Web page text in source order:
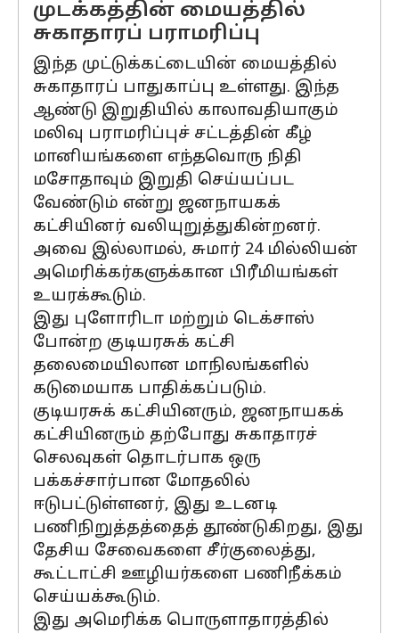
முடக்கத்தின் மையத்தில்
சுகாதாரப் பராமரிப்பு
இந்த முட்டுக்கட்டையின் மையத்தில்
சுகாதாரப் பாதுகாப்பு உள்ளது. இந்த
ஆண்டு இறுதியில் காலாவதியாகும்
மலிவு பராமரிப்புச் சட்டத்தின் கீழ்
மானியங்களை எந்தவொரு நிதி
மசோதாவும் இறுதி செய்யப்பட
வேண்டும் என்று ஜனநாயகக்
கட்சியினர் வலியுறுத்துகின்றனர்.
அவை இல்லாமல், சுமார் 24 மில்லியன்
அமெரிக்கர்களுக்கான பிரீமியங்கள்
உயரக்கூடும்.
இது புளோரிடா மற்றும் டெக்சாஸ்
போன்ற குடியரசுக் கட்சி
தலைமையிலான மாநிலங்களில்
கடுமையாக பாதிக்கப்படும்.
குடியரசுக் கட்சியினரும், ஜனநாயகக்
கட்சியினரும் தற்போது சுகாதாரச்
செலவுகள் தொடர்பாக ஒரு
பக்கச்சார்பான மோதலில்
ஈடுபட்டுள்ளனர், இது உடனடி
பணிநிறுத்தத்தைத் தூண்டுகிறது, இது
தேசிய சேவைகளை சீர்குலைத்து,
கூட்டாட்சி ஊழியர்களை பணிநீக்கம்
செய்யக்கூடும்.
இது அமெரிக்க பொருளாதாரத்தில்